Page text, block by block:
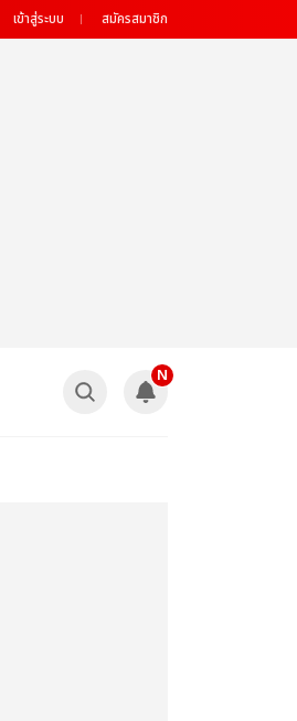
เข้าสู่ระบบ สมัครสมาชิก
N